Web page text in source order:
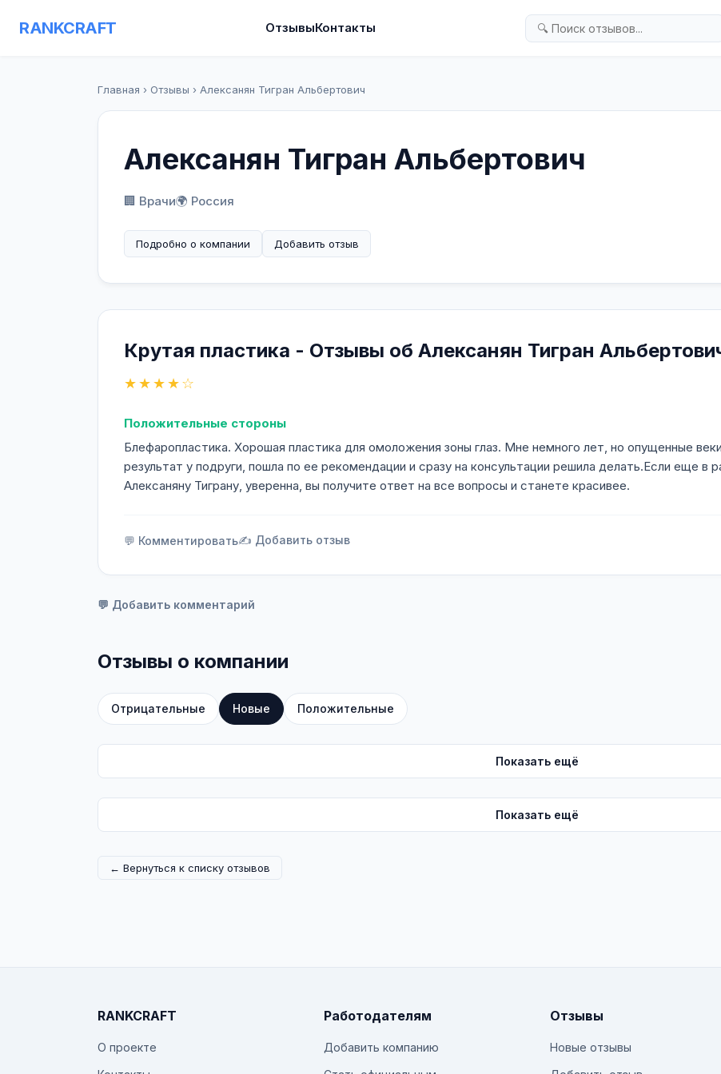
RANKCRAFT ОтзывыКонтакты
Главная › Отзывы › Алексанян Тигран Альбертович
Алексанян Тигран Альбертович
🏢 Врачи🌍 Россия
Подробно о компании Добавить отзыв
Крутая пластика - Отзывы об Алексанян Тигран
★★★★☆
Положительные стороны
Блефаропластика. Хорошая пластика для омоложения зоны глаз. Мне немного лет, но опущенные
результат у подруги, пошла по ее рекомендации и сразу на консультации решила делать.Если еще в
Алексаняну Тиграну, уверенна, вы получите ответ на все вопросы и станете красивее.
💬 Комментировать✍️ Добавить отзыв
💬 Добавить комментарий
Отзывы о компании
Отрицательные Новые Положительные
Показать ещё
Показать ещё
← Вернуться к списку отзывов
RANKCRAFT
О проекте
Работодателям
Добавить компанию
Отзывы
Новые отзывы